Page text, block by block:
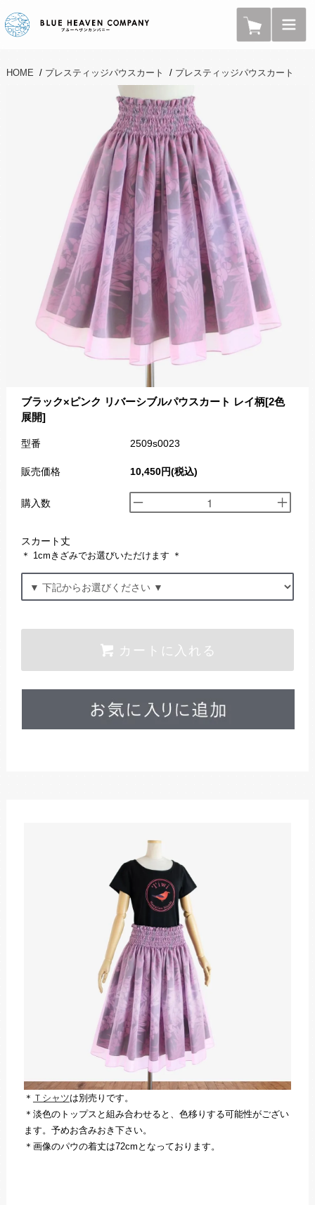
HOME / プレスティッジパウスカート / プレスティッジパウスカート
ブラック×ピンク リバーシブルパウスカート レイ柄[2色
展開]
型番 2509s0023
販売価格 10,450円(税込)
購入数
スカート丈
＊ 1cmきざみでお選びいただけます ＊
カートに入れる
＊ Ｔシャツは別売りです。
＊淡色のトップスと組み合わせると、色移りする可能性がござい
ます。予めお含みおき下さい。
＊画像のパウの着丈は72cmとなっております。